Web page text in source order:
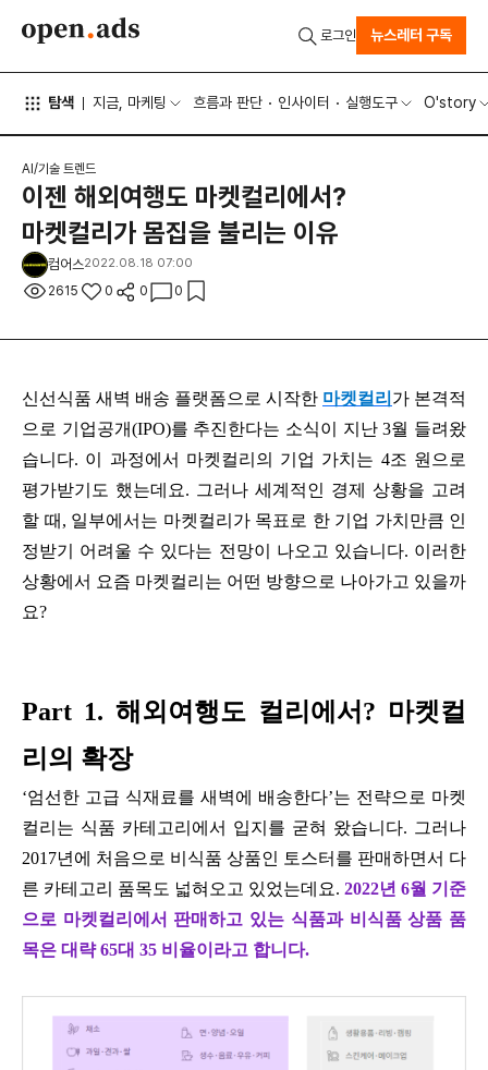
탐색 지금, 마케팅 흐름과 판단 인사이터 실행도구 O'story
로그인 뉴스레터 구독
AI/기술 트렌드
이젠 해외여행도 마켓컬리에서?
마켓컬리가 몸집을 불리는 이유
컴어스2022.08.18 07:00
2615 0 0 0
신선식품 새벽 배송 플랫폼으로 시작한 마켓컬리 가 본격적
으로 기업공개(IPO)를 추진한다는 소식이 지난 3월 들려왔
습니다. 이 과정에서 마켓컬리의 기업 가치는 4조 원으로
평가받기도 했는데요. 그러나 세계적인 경제 상황을 고려
할 때, 일부에서는 마켓컬리가 목표로 한 기업 가치만큼 인
정받기 어려울 수 있다는 전망이 나오고 있습니다. 이러한
상황에서 요즘 마켓컬리는 어떤 방향으로 나아가고 있을까
요?
Part 1. 해외여행도 컬리에서? 마켓컬
리의 확장
‘엄선한 고급 식재료를 새벽에 배송한다’는 전략으로 마켓
컬리는 식품 카테고리에서 입지를 굳혀 왔습니다. 그러나
2017년에 처음으로 비식품 상품인 토스터를 판매하면서 다
른 카테고리 품목도 넓혀오고 있었는데요. 2022년 6월 기준
으로 마켓컬리에서 판매하고 있는 식품과 비식품 상품 품
목은 대략 65대 35 비율이라고 합니다.